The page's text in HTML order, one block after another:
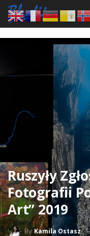
Ruszyły
Fotografii
Art” 2019
By Kamila Ostasz